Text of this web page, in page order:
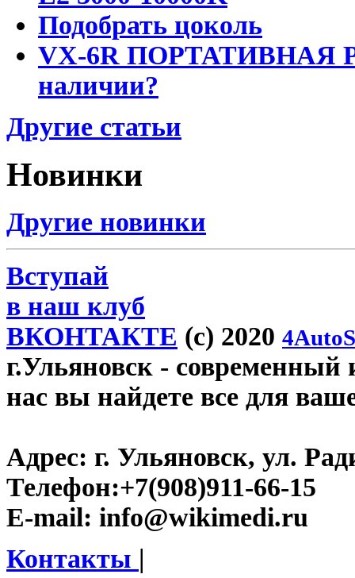
Подобрать цоколь
VX-6R ПОРТАТИВНАЯ
наличии?
Другие статьи
Новинки
Другие новинки
Вступай
в наш клуб
ВКОНТАКТЕ (c) 2020
г.Ульяновск - современный
нас вы найдете все для
Адрес: г. Ульяновск, ул.
Телефон:+7(908)911-66-15
E-mail: info@wikimedi.ru
Контакты |